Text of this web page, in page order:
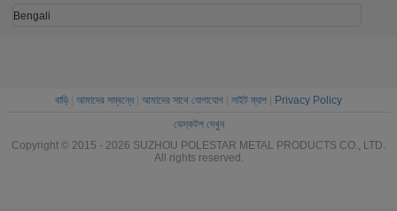
Bengali
বাড়ি| আমাদের সম্বন্ধে| আমাদের সাথে যোগাযোগ সাইট ম্যাপ
Privacy Policy
ডেস্কটপ দেখুন
Copyright © 2015 - 2026 SUZHOU POLESTAR METAL PRODUCTS CO., LTD.
All rights reserved.